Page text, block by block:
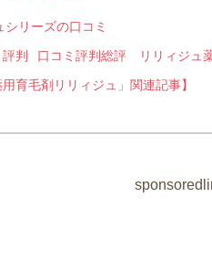
シリーズの口コミ
判
口コミ評判総評
リリィジュ
用育毛剤リリィジュ」関連記事】